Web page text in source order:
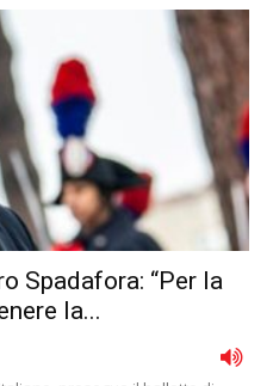
Spadafora: “Per la
la...